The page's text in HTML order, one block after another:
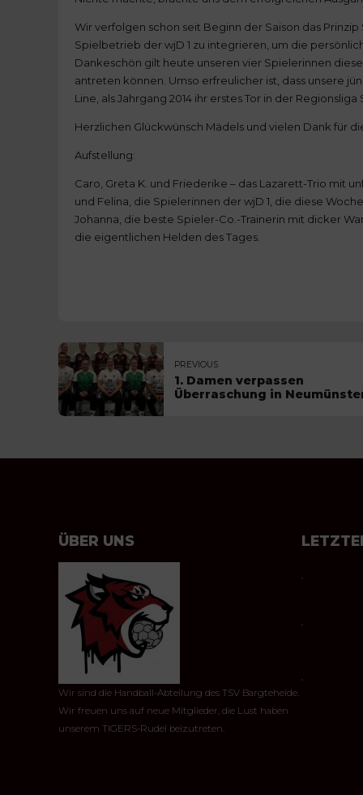
Wir verfolgen schon seit Beginn der Saison das
Spielbetrieb der wjD 1 zu integrieren, um die
Dankeschön gilt heute unseren vier Spielerinnen
antreten können. Umso erfreulicher ist, dass unsere
Line, als Jahrgang 2014 ihr erstes Tor in der
Herzlichen Glückwünsch Mädels und vielen Dank für
Aufstellung:
Caro, Greta K. und Friederike – das Lazarett-Trio mit
und Felina, die Spielerinnen der wjD 1, die diese
Johanna, die beste Spieler-Co.-Trainerin mit dicker
die eigentlichen Helden des Tages.
PREVIOUS
1. Damen verpassen
Überraschung in
ÜBER UNS
Wir sind die Handball-Abteilung des TSV Bargteheide.
Wir freuen uns auf neue Mitglieder, die Lust haben
unserem TIGERS-Rudel beizutreten.